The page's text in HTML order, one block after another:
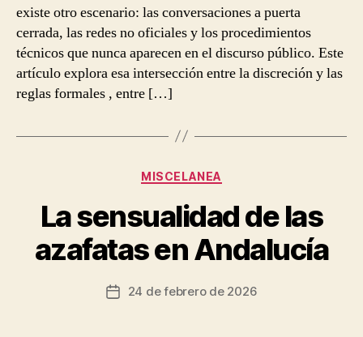
existe otro escenario: las conversaciones a puerta
cerrada, las redes no oficiales y los procedimientos
técnicos que nunca aparecen en el discurso público. Este
artículo explora esa intersección entre la discreción y las
reglas formales , entre […]
Categorías
MISCELANEA
La sensualidad de las
azafatas en Andalucía
Fecha24 de febrero de 2026